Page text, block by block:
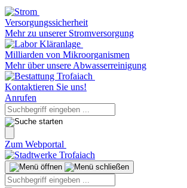
Versorgungssicherheit
Mehr zu unserer Stromversorgung
Milliarden von Mikroorganismen
Mehr über unsere Abwasserreinigung
Kontaktieren Sie uns!
Anrufen
Zum Webportal